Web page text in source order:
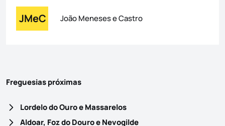
JMeC João Meneses e Castro
Freguesias próximas
Lordelo do Ouro e Massarelos
Aldoar, Foz do Douro e Nevogilde